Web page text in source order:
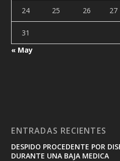
24 25 26 27
31
« May
ENTRADAS RECIENTES
DESPIDO PROCEDENTE POR
DURANTE UNA BAJA MEDICA